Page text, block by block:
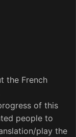
the French
of this
people to
play the